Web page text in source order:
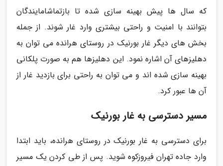
که سال ها پیش بهینه سازی شده تا بازتماشامایندگان
بتوانند با امنیت و راحتی بیشتری وارد غار شوند. از جمله
بخش های دیگر غار بورنیک در روستای هرانده می توان به
دهلیزهای آن اشاره نمود. این دهلیزها هم به صورت پلکانی
بهینه سازی شده اند و می توان به راحتی برای بازدید غار از
آن ها عبور کرد.
مسیر دسترسی به غار بورنیک
برای دسترسی به غار بورنیک در روستای هرانده، باید ابتدا
وارد جاده تهران فیروزکوه شوید. پس از طی کردن یک مسیر